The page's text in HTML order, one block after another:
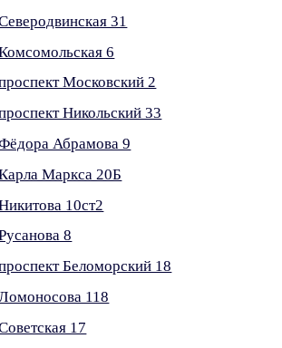
31
6
Московский 2
Никольский 33
Абрамова 9
Маркса 20Б
10ст2
8
Беломорский 18
118
17